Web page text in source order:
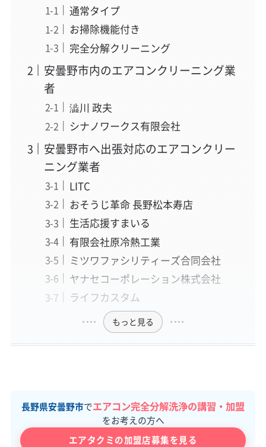
通常タイプ
お掃除機能付き
完全分解クリーニング
安曇野市内のエアコンクリーニング業
者
澁川 政夫
シナノワークス有限会社
安曇野市へ出張対応のエアコンクリー
ニング業者
LITC
おそうじ革命 長野松本寿店
生活応援すまいる
有限会社原冷熱工業
ミツワファシリティーズ合同会社
ヤナセコーポレーション株式会社
ライフカスタム
もっと見る
長野県安曇野市でエアコン完全分解洗浄の講習・加盟
をお考えの方へ
エアタクミの加盟店募集を見る